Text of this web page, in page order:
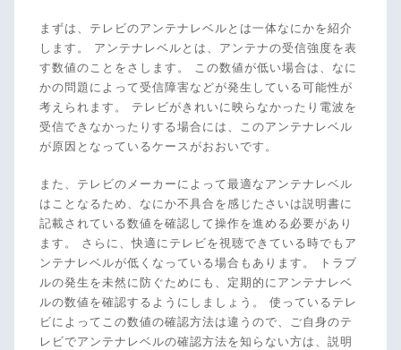
方法４：ブースターを設ける
アンテナ修理を依頼するべき状況
状況１：アンテナが落下したとき
状況２：近隣に新しく建物が建ったとき
原因と対処法をしってアンテナレベルを改善！
まずは、テレビのアンテナレベルとは一体なにかを紹介
します。 アンテナレベルとは、アンテナの受信強度を表
す数値のことをさします。 この数値が低い場合は、なに
かの問題によって受信障害などが発生している可能性が
考えられます。 テレビがきれいに映らなかったり電波を
受信できなかったりする場合には、このアンテナレベル
が原因となっているケースがおおいです。
また、テレビのメーカーによって最適なアンテナレベル
はことなるため、なにか不具合を感じたさいは説明書に
記載されている数値を確認して操作を進める必要があり
ます。 さらに、快適にテレビを視聴できている時でもア
ンテナレベルが低くなっている場合もあります。 トラブ
ルの発生を未然に防ぐためにも、定期的にアンテナレベ
ルの数値を確認するようにしましょう。 使っているテレ
ビによってこの数値の確認方法は違うので、ご自身のテ
レビでアンテナレベルの確認方法を知らない方は、説明